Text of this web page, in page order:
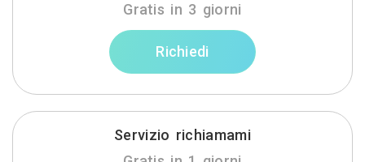
Gratis in 3 giorni
Richiedi
Servizio richiamami